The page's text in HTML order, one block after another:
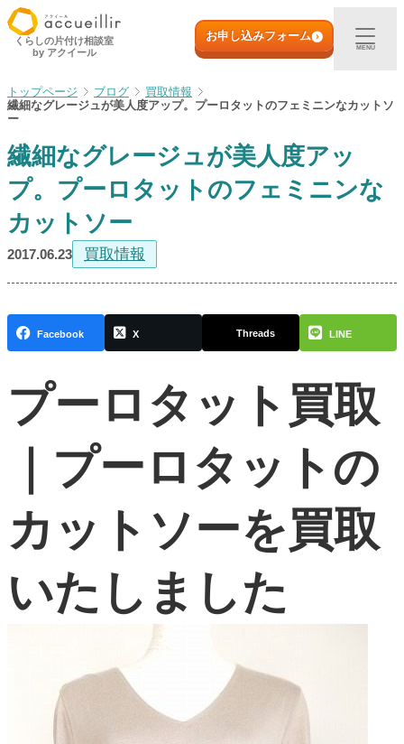
内
容
キ
ッ
プ
初めての方へ
出張買取
宅配買取
店頭買取
よくある質問
お問い合わせ
0120-29-5302
受付時間9:00〜18:00（年中無休※年末年始は除く）
お申し込みフォーム
くらしの片付け相談室
by アクイール
お申し込みフォーム
MENU
ブログ
買取情報
繊細なグレージュが美人度アップ。プーロタットのフェミニンなカットソ
ー
繊細なグレージュが美人度アッ
プ。プーロタットのフェミニンな
カットソー
2017.06.23 買取情報
Facebook X Threads LINE
プーロタット買取
｜プーロタットの
カットソーを買取
いたしました